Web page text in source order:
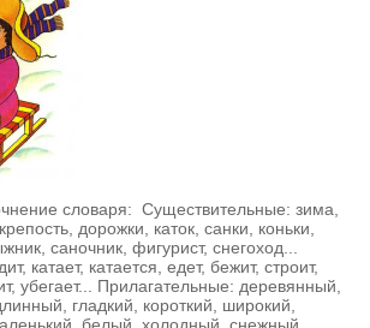
словаря: Существительные: зима,
дорожки, каток, санки, коньки,
саночник, фигурист, снегоход...
катает, катается, едет, бежит, строит,
убегает... Прилагательные: деревянный,
гладкий, короткий, широкий,